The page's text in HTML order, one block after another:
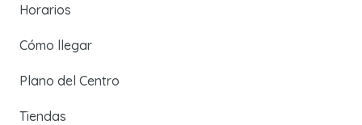
Horarios
Cómo llegar
Plano del Centro
Tiendas